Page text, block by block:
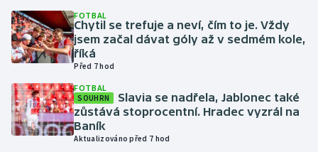
Lezení
Lyže a snowboard
Motorsport
Olympijské hry
FOTBAL
Chytil se trefuje a neví, čím to je. Vždy
jsem začal dávat góly až v sedmém kole,
říká
Před 7 hod
FOTBAL
SOUHRN
Slavia se nadřela, Jablonec také
zůstává stoprocentní. Hradec vyzrál na
Baník
Aktualizováno před 7 hod